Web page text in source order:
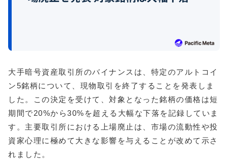
大手暗号資産取引所のバイナンスは、特定のアルトコイ
ン5銘柄について、現物取引を終了することを発表しま
した。この決定を受けて、対象となった銘柄の価格は短
期間で20%から30%を超える大幅な下落を記録していま
す。主要取引所における上場廃止は、市場の流動性や投
資家心理に極めて大きな影響を与えることが改めて示さ
れました。